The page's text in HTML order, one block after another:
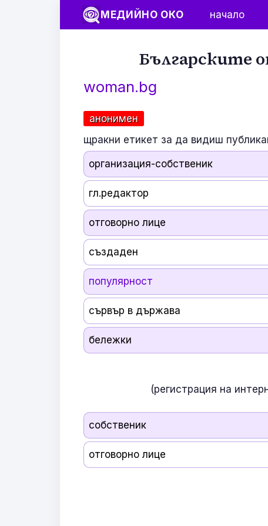
МЕДИЙНО ОКО начало
Българските
woman.bg
анонимен
щракни етикет за да видиш
организация-собственик
гл.редактор
отговорно лице
създаден
популярност
сървър в държава
бележки
(регистрация на
собственик
отговорно лице